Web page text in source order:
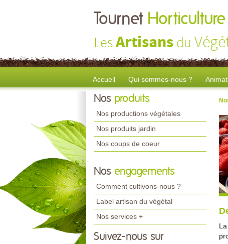
Tournet Horticulture
LesArtisans du
Accueil Qui sommes-nous ?
Nos produits
Nos productions végétales
Nos produits jardin
Nos coups de coeur
Nos engagements
Comment cultivons-nous ?
Label artisan du végétal
Nos services +
Suivez-nous sur